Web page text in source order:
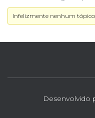
Infelizmente nenhum
Desenvolvido